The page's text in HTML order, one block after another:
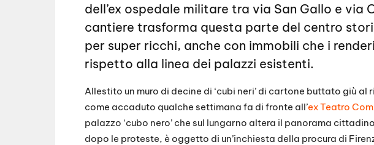
dell’ex ospedale militare tra via San Gallo e via
cantiere trasforma questa parte del centro
per super ricchi, anche con immobili che i
rispetto alla linea dei palazzi esistenti.
Allestito un muro di decine di ‘cubi neri’ di cartone buttato giù al
come accaduto qualche settimana fa di fronte all’ex Teatro
palazzo ‘cubo nero’ che sul lungarno altera il panorama
dopo le proteste, è oggetto di un’inchiesta della procura di